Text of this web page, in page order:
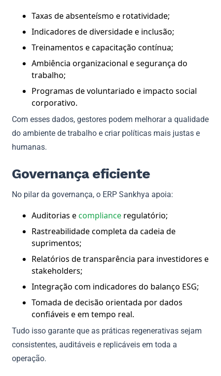
Taxas de absenteísmo e rotatividade;
Indicadores de diversidade e inclusão;
Treinamentos e capacitação contínua;
Ambiência organizacional e segurança do
trabalho;
Programas de voluntariado e impacto social
corporativo.
Com esses dados, gestores podem melhorar a qualidade
do ambiente de trabalho e criar políticas mais justas e
humanas.
Governança eficiente
No pilar da governança, o ERP Sankhya apoia:
Auditorias ecompliance regulatório;
Rastreabilidade completa da cadeia de
suprimentos;
Relatórios de transparência para investidores e
stakeholders;
Integração com indicadores do balanço ESG;
Tomada de decisão orientada por dados
confiáveis e em tempo real.
Tudo isso garante que as práticas regenerativas sejam
consistentes, auditáveis e replicáveis em toda a
operação.